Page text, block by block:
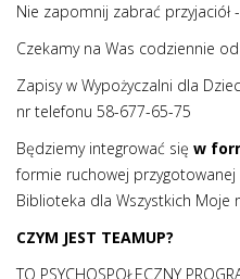
Nie zapomnij zabrać przyjaciół
Czekamy na Was codziennie
Zapisy w Wypożyczalni dla
nr telefonu 58-677-65-75
Będziemy integrować się w
formie ruchowej
Biblioteka dla Wszystkich Moje
CZYM JEST TEAMUP?
TO PSYCHOSPOŁECZNY